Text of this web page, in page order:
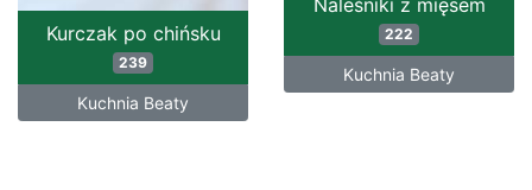
Naleśniki z mięsem
222
Kuchnia Beaty
Kurczak po chińsku
239
Kuchnia Beaty